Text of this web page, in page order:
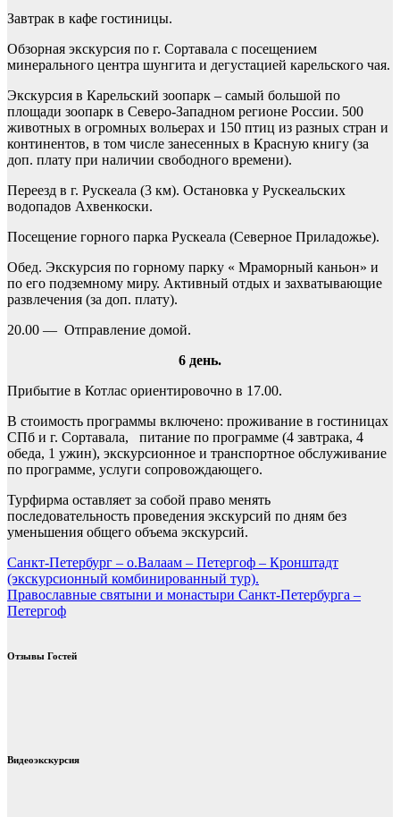
Завтрак в кафе гостиницы.
Обзорная экскурсия по г. Сортавала с посещением
минерального центра шунгита и дегустацией карельского чая.
Экскурсия в Карельский зоопарк – самый большой по
площади зоопарк в Северо-Западном регионе России. 500
животных в огромных вольерах и 150 птиц из разных стран и
континентов, в том числе занесенных в Красную книгу (за
доп. плату при наличии свободного времени).
Переезд в г. Рускеала (3 км). Остановка у Рускеальских
водопадов Ахвенкоски.
Посещение горного парка Рускеала (Северное Приладожье).
Обед. Экскурсия по горному парку « Мраморный каньон» и
по его подземному миру. Активный отдых и захватывающие
развлечения (за доп. плату).
20.00 — Отправление домой.
6 день.
Прибытие в Котлас ориентировочно в 17.00.
В стоимость программы включено: проживание в гостиницах
СПб и г. Сортавала, питание по программе (4 завтрака, 4
обеда, 1 ужин), экскурсионное и транспортное обслуживание
по программе, услуги сопровождающего.
Турфирма оставляет за собой право менять
последовательность проведения экскурсий по дням без
уменьшения общего объема экскурсий.
Навигация
по
записям
Санкт-Петербург – о.Валаам – Петергоф – Кронштадт
(экскурсионный комбинированный тур).
Православные святыни и монастыри Санкт-Петербурга –
Петергоф
Отзывы Гостей
Видеоэкскурсия